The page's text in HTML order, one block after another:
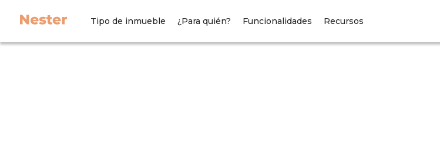
Tipo de inmueble ¿Para quién? Funcionalidades Recursos